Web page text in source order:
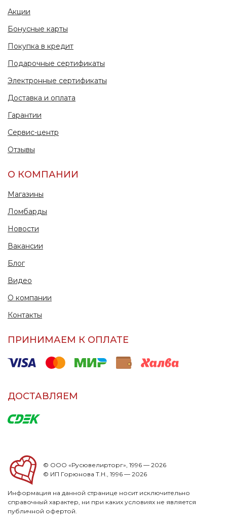
Акции
Бонусные карты
Покупка в кредит
Подарочные сертификаты
Электронные сертификаты
Доставка и оплата
Гарантии
Сервис-центр
Отзывы
О КОМПАНИИ
Магазины
Ломбарды
Новости
Вакансии
Блог
Видео
О компании
Контакты
ПРИНИМАЕМ К ОПЛАТЕ
ДОСТАВЛЯЕМ
© ООО «Русювелирторг», 1996 — 2026
© ИП Горюнова Т.Н., 1996 — 2026
Информация на данной странице носит исключительно
справочный характер, ни при каких условиях не является
публичной офертой.